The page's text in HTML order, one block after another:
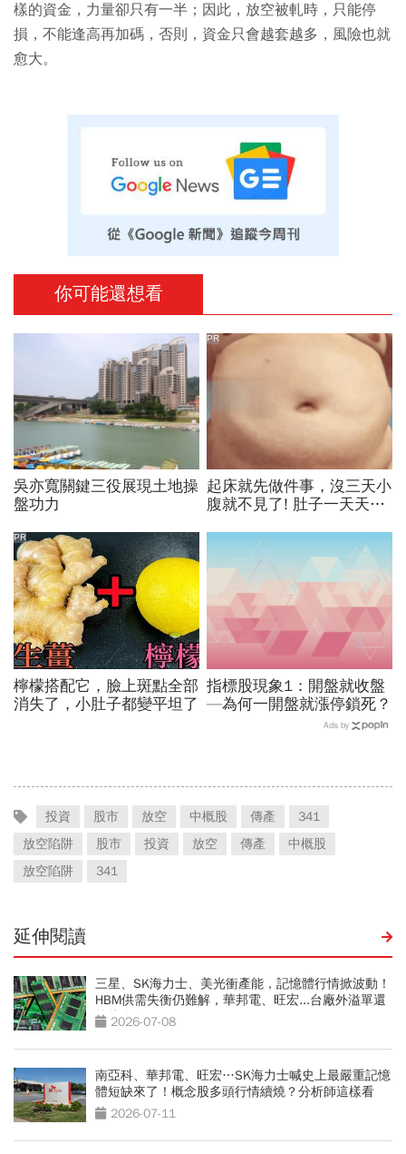
樣的資金，力量卻只有一半；因此，放空被軋時，只能停
損，不能逢高再加碼，否則，資金只會越套越多，風險也就
愈大。
你可能還想看
吳亦寬關鍵三役展現土地操
盤功力
起床就先做件事，沒三天小
腹就不見了! 肚子一天天變
PR
檸檬搭配它，臉上斑點全部
消失了，小肚子都變平坦了
PR
指標股現象1：開盤就收盤
—為何一開盤就漲停鎖死？
Ads by
投資 股市 放空 中概股 傳產
341
放空陷阱
股市 投資 放空 傳產
中概股
放空陷阱
341
延伸閱讀
三星、SK海力士、美光衝產能，記憶體行情掀波動！
HBM供需失衡仍難解，華邦電、旺宏...台廠外溢單還
能接多久？
2026-07-08
南亞科、華邦電、旺宏…SK海力士喊史上最嚴重記憶
體短缺來了！概念股多頭行情續燒？分析師這樣看
2026-07-11